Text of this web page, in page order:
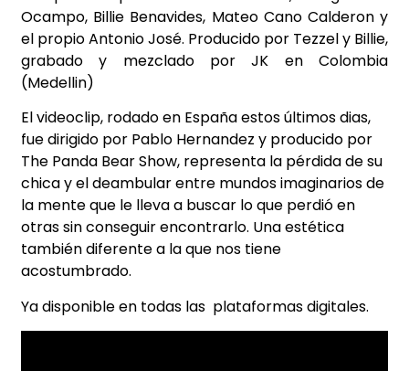
Ocampo, Billie Benavides, Mateo Cano Calderon y
el propio Antonio José. Producido por Tezzel y Billie,
grabado y mezclado por JK en Colombia
(Medellin)
El videoclip, rodado en España estos últimos dias,
fue dirigido por Pablo Hernandez y producido por
The Panda Bear Show, representa la pérdida de su
chica y el deambular entre mundos imaginarios de
la mente que le lleva a buscar lo que perdió en
otras sin conseguir encontrarlo. Una estética
también diferente a la que nos tiene
acostumbrado.
Ya disponible en todas las plataformas digitales.